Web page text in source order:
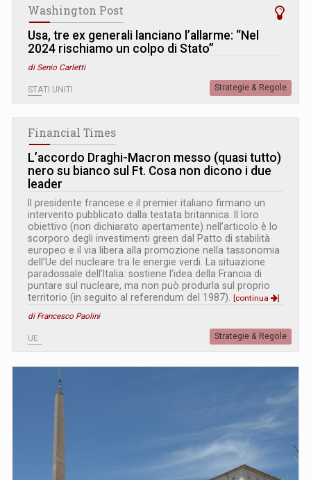
Washington Post
Usa, tre ex generali lanciano l’allarme: “Nel
2024 rischiamo un colpo di Stato”
di Senio Carletti
STATI UNITI Strategie & Regole
Financial Times
L’accordo Draghi-Macron messo (quasi tutto)
nero su bianco sul Ft. Cosa non dicono i due
leader
Il presidente francese e il premier italiano firmano un
intervento pubblicato dalla testata britannica. Il loro
obiettivo (non dichiarato apertamente) nell’articolo è lo
scorporo degli investimenti green dal Patto di stabilità
europeo e il via libera alla promozione nella tassonomia
dell’Ue del nucleare tra le energie verdi. La situazione
paradossale dell’Italia: sostiene l’idea della Francia di
puntare sul nucleare, ma non può produrla sul proprio
territorio (in seguito al referendum del 1987).
[continua
]
di Francesco Paolini
UE Strategie & Regole